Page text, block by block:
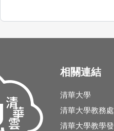
相關連結
清華大學
清華大學教務處
清華大學教學